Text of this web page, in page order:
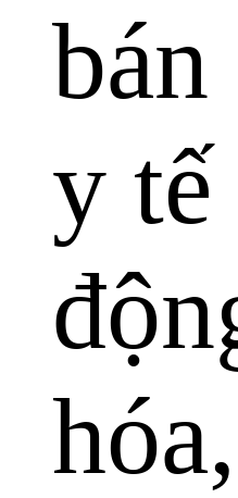
bán
y